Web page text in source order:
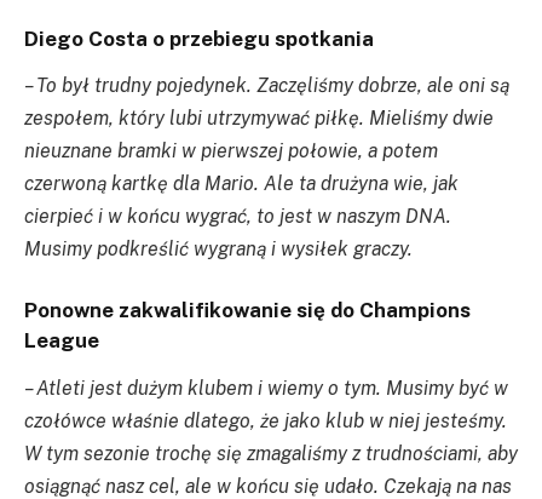
Diego Costa o przebiegu spotkania
– To był trudny pojedynek. Zaczęliśmy dobrze, ale oni są
zespołem, który lubi utrzymywać piłkę. Mieliśmy dwie
nieuznane bramki w pierwszej połowie, a potem
czerwoną kartkę dla Mario. Ale ta drużyna wie, jak
cierpieć i w końcu wygrać, to jest w naszym DNA.
Musimy podkreślić wygraną i wysiłek graczy.
Ponowne zakwalifikowanie się do Champions
League
– Atleti jest dużym klubem i wiemy o tym. Musimy być w
czołówce właśnie dlatego, że jako klub w niej jesteśmy.
W tym sezonie trochę się zmagaliśmy z trudnościami, aby
osiągnąć nasz cel, ale w końcu się udało. Czekają na nas